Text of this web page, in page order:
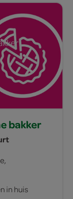
bakker
in huis